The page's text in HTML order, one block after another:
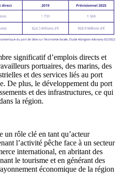
significatif d’emplois directs et
portuaires, des marins, des
et des services liés au port
De plus, le développement du port
et des infrastructures, ce qui
la région.
un rôle clé en tant qu’acteur
l’activité pêche face à un secteur
international, en abritant des
le tourisme et en générant des
économique de la région